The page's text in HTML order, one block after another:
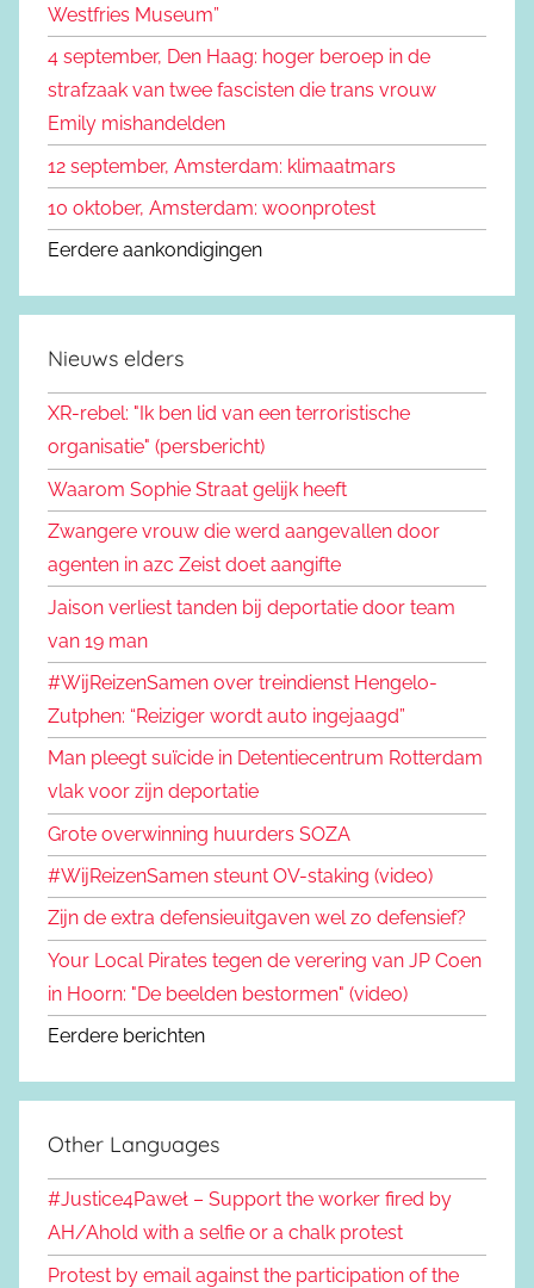
r
:
Westfries Museum”
4 september, Den Haag: hoger beroep in de
strafzaak van twee fascisten die trans vrouw
Emily mishandelden
12 september, Amsterdam: klimaatmars
10 oktober, Amsterdam: woonprotest
Eerdere aankondigingen
Nieuws elders
XR-rebel: "Ik ben lid van een terroristische
organisatie" (persbericht)
Waarom Sophie Straat gelijk heeft
Zwangere vrouw die werd aangevallen door
agenten in azc Zeist doet aangifte
Jaison verliest tanden bij deportatie door team
van 19 man
#WijReizenSamen over treindienst Hengelo-
Zutphen: “Reiziger wordt auto ingejaagd”
Man pleegt suïcide in Detentiecentrum Rotterdam
vlak voor zijn deportatie
Grote overwinning huurders SOZA
#WijReizenSamen steunt OV-staking (video)
Zijn de extra defensieuitgaven wel zo defensief?
Your Local Pirates tegen de verering van JP Coen
in Hoorn: "De beelden bestormen" (video)
Eerdere berichten
Other Languages
#Justice4Paweł – Support the worker fired by
AH/Ahold with a selfie or a chalk protest
Protest by email against the participation of the